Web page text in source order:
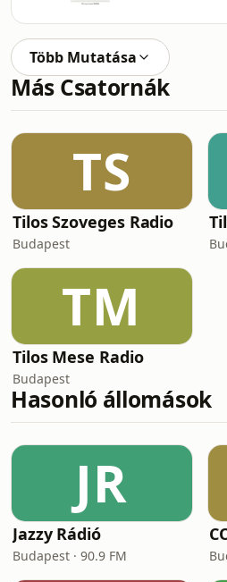
Több Mutatása
Más Csatornák
TS
Tilos Szoveges Radio
Budapest
TM
Tilos Mese Radio
Budapest
Hasonló állomások
JR
Jazzy Rádió
Budapest · 90.9 FM